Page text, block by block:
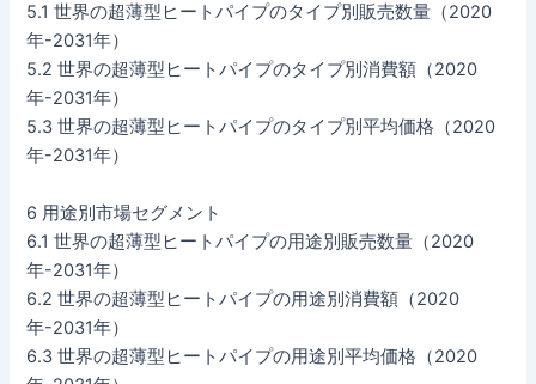
5.1 世界の超薄型ヒートパイプのタイプ別販売数量（2020
年-2031年）
5.2 世界の超薄型ヒートパイプのタイプ別消費額（2020
年-2031年）
5.3 世界の超薄型ヒートパイプのタイプ別平均価格（2020
年-2031年）
6 用途別市場セグメント
6.1 世界の超薄型ヒートパイプの用途別販売数量（2020
年-2031年）
6.2 世界の超薄型ヒートパイプの用途別消費額（2020
年-2031年）
6.3 世界の超薄型ヒートパイプの用途別平均価格（2020